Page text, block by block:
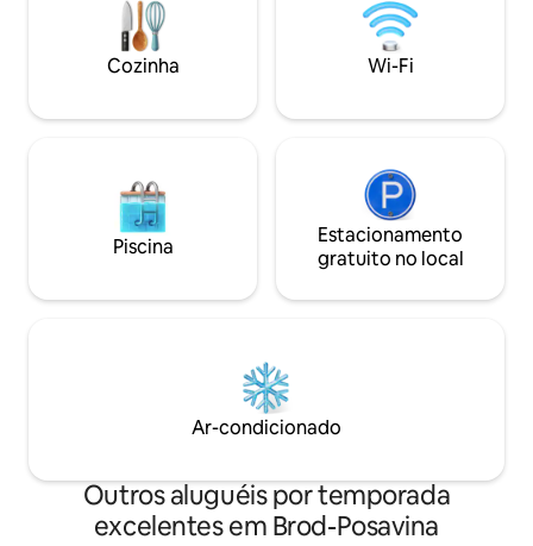
minuto a pé da praça principal da cidade.
A Fortaleza Barroca fica a 5 minutos a pé
do apartamento. As piscinas da cidade e
o salão de esportes ficam a 1500 m de
etc.). Pode
e está localizado
térreo.
rua (60hrk [8€]/
Cozinha Wi-Fi
Piscina
Estacionamento
gratuito no local
Ar-condicionado
Outros aluguéis por temporada
excelentes em Brod-Posavina